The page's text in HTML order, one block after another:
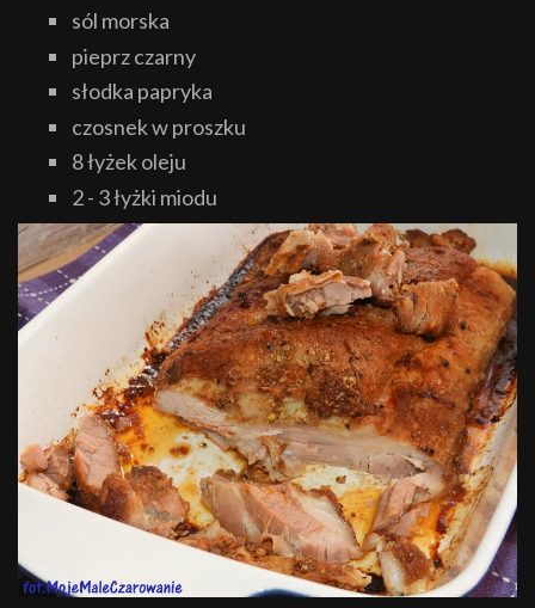
sól morska
pieprz czarny
słodka papryka
czosnek w proszku
8 łyżek oleju
2 - 3 łyżki miodu